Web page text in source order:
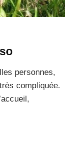
personnes,
compliquée.